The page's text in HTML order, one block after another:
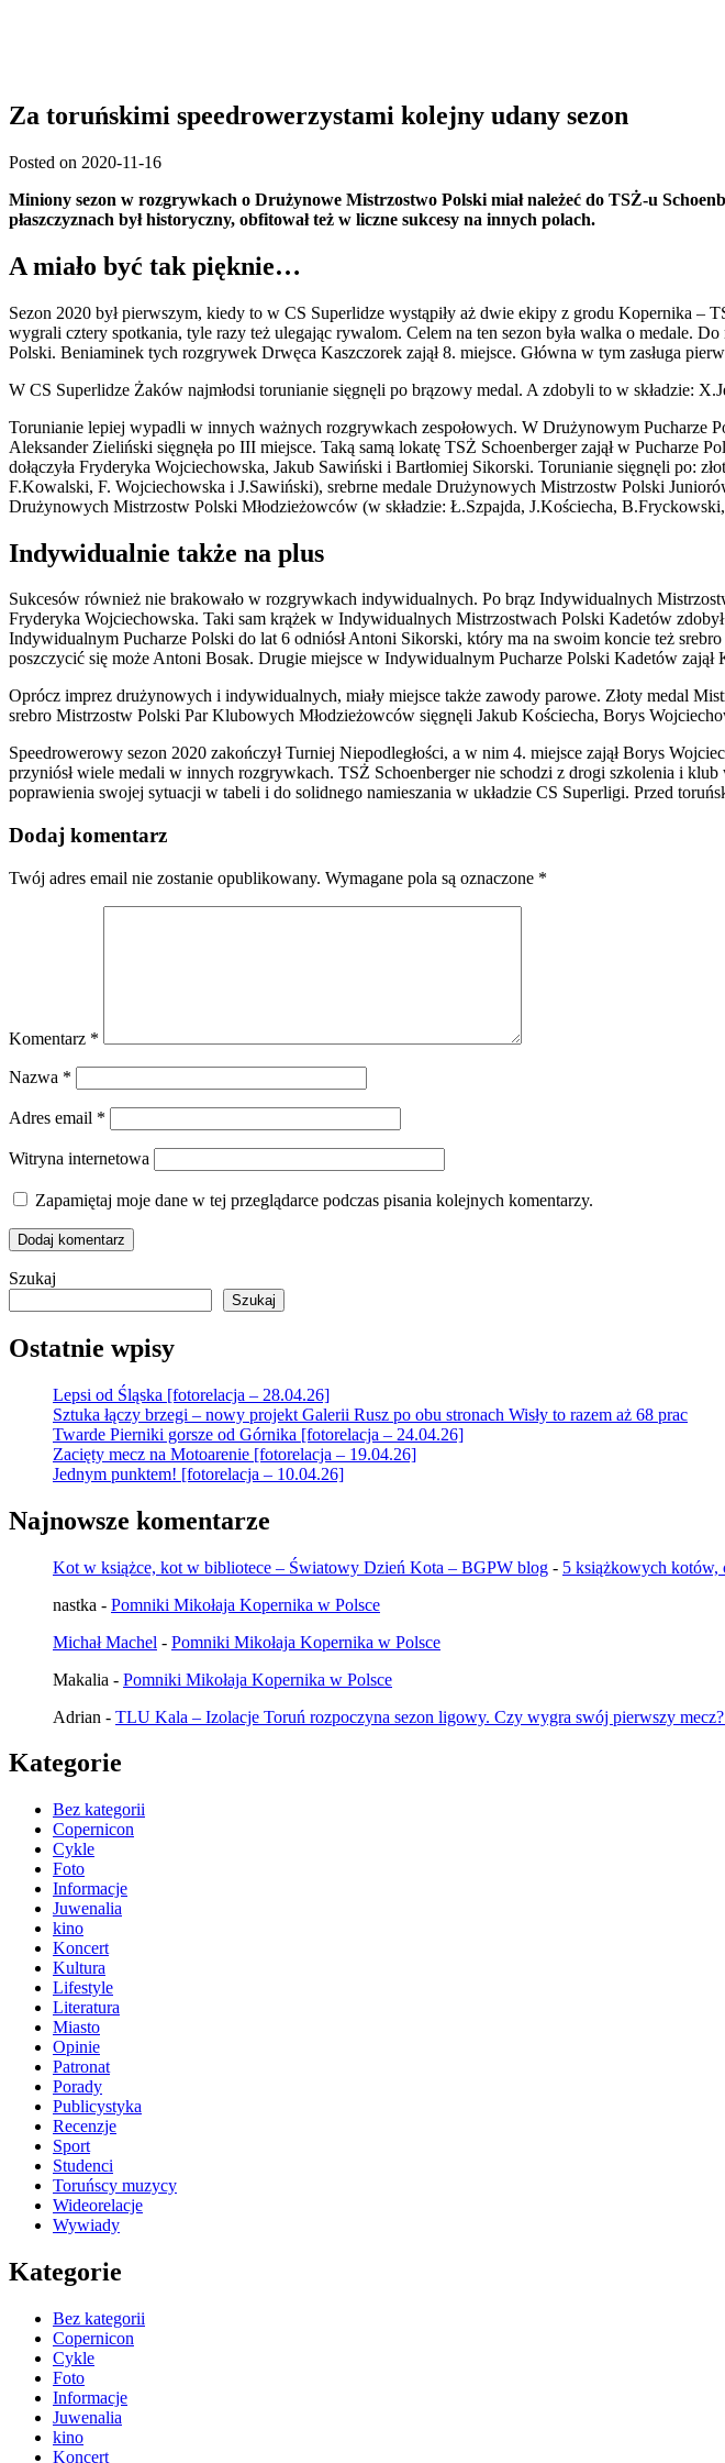
Za toruńskimi speedrowerzystami kolejny udany sezon
Posted on 2020-11-16
Miniony sezon w rozgrywkach o Drużynowe Mistrzostwo Polski miał należeć do TSŻ-u
płaszczyznach był historyczny, obfitował też w liczne sukcesy na innych polach.
A miało być tak pięknie…
Sezon 2020 był pierwszym, kiedy to w CS Superlidze wystąpiły aż dwie ekipy z grodu Kopernika –
wygrali cztery spotkania, tyle razy też ulegając rywalom. Celem na ten sezon była walka o medale.
Polski. Beniaminek tych rozgrywek Drwęca Kaszczorek zajął 8. miejsce. Główna w tym zasługa
W CS Superlidze Żaków najmłodsi torunianie sięgnęli po brązowy medal. A zdobyli to w składzie:
Torunianie lepiej wypadli w innych ważnych rozgrywkach zespołowych. W Drużynowym Pucharze
Aleksander Zieliński sięgnęła po III miejsce. Taką samą lokatę TSŻ Schoenbergerzajął w Pucharze
dołączyła Fryderyka Wojciechowska, Jakub Sawiński i Bartłomiej Sikorski. Torunianie sięgnęli po:
F.Kowalski, F. Wojciechowska i J.Sawiński), srebrne medale Drużynowych Mistrzostw Polski
Drużynowych Mistrzostw Polski Młodzieżowców (w składzie: Ł.Szpajda, J.Kościecha, B.Fryckowski,
Indywidualnie także na plus
Sukcesów również nie brakowało w rozgrywkach indywidualnych. Po brąz Indywidualnych
Fryderyka Wojciechowska. Taki sam krążek w Indywidualnych Mistrzostwach Polski Kadetów
Indywidualnym Pucharze Polski do lat 6 odniósł Antoni Sikorski, który ma na swoim koncie też
poszczycić się może Antoni Bosak. Drugie miejsce w Indywidualnym Pucharze Polski Kadetów zajął
Oprócz imprez drużynowych i indywidualnych, miały miejsce także zawody parowe. Złoty medal
srebro Mistrzostw Polski Par Klubowych Młodzieżowców sięgnęli Jakub Kościecha, Borys
Speedrowerowy sezon 2020 zakończył Turniej Niepodległości, a w nim 4. miejsce zajął Borys
przyniósł wiele medali w innych rozgrywkach. TSŻ Schoenbergernie schodzi z drogi szkolenia i
poprawienia swojej sytuacji w tabeli i do solidnego namieszania w układzie CS Superligi. Przed
Dodaj komentarz
Twój adres email nie zostanie opublikowany. Wymagane pola są oznaczone *
Komentarz *
Nazwa *
Adres email *
Witryna internetowa
Zapamiętaj moje dane w tej przeglądarce podczas pisania kolejnych komentarzy.
Szukaj
Szukaj
Ostatnie wpisy
Lepsi od Śląska [fotorelacja – 28.04.26]
Sztuka łączy brzegi – nowy projekt Galerii Rusz po obu stronach Wisły to razem aż 68 prac
Twarde Pierniki gorsze od Górnika [fotorelacja – 24.04.26]
Zacięty mecz na Motoarenie [fotorelacja – 19.04.26]
Jednym punktem! [fotorelacja – 10.04.26]
Najnowsze komentarze
Kot w książce, kot w bibliotece – Światowy Dzień Kota – BGPW blog - 5 książkowych
nastka - Pomniki Mikołaja Kopernika w Polsce
Michał Machel - Pomniki Mikołaja Kopernika w Polsce
Makalia - Pomniki Mikołaja Kopernika w Polsce
Adrian - TLU Kala – Izolacje Toruń rozpoczyna sezon ligowy. Czy wygra swój pierwszy
Kategorie
Bez kategorii
Copernicon
Cykle
Foto
Informacje
Juwenalia
kino
Koncert
Kultura
Lifestyle
Literatura
Miasto
Opinie
Patronat
Porady
Publicystyka
Recenzje
Sport
Studenci
Toruńscy muzycy
Wideorelacje
Wywiady
Kategorie
Bez kategorii
Copernicon
Cykle
Foto
Informacje
Juwenalia
kino
Koncert